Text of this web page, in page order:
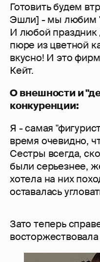
Готовить будем
Эшли] - мы любим
И любой праздник
пюре из цветной
вкусно! И это
Кейт.
О внешности и
конкуренции:
Я - самая
время очевидно,
Сестры всегда,
были серьезнее,
хотела на них
оставалась
Зато теперь